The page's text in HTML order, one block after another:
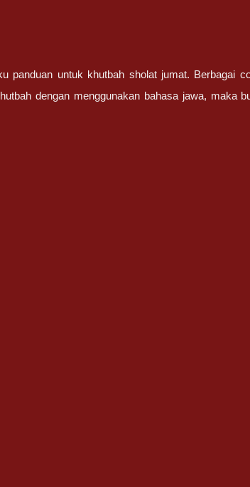
panduan untuk khutbah sholat jumat. Berbagai
dengan menggunakan bahasa jawa, maka